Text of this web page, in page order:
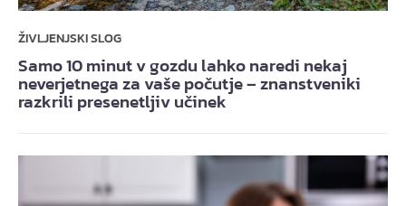
ŽIVLJENJSKI SLOG
Samo 10 minut v gozdu lahko naredi nekaj
neverjetnega za vaše počutje – znanstveniki
razkrili presenetljiv učinek